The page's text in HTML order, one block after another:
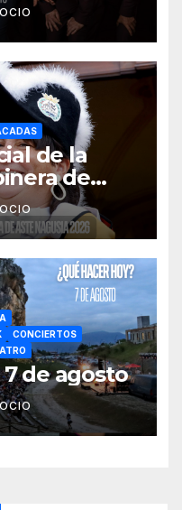
de la
de
CONCIERTOS
de agosto